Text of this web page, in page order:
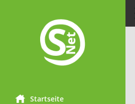
Startseite